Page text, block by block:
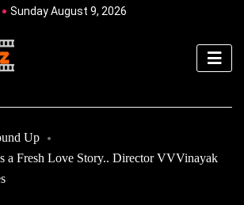
Sunday August 9, 2026
Up
a Fresh Love Story.. Director VVVinayak